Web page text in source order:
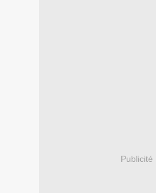
Publicité